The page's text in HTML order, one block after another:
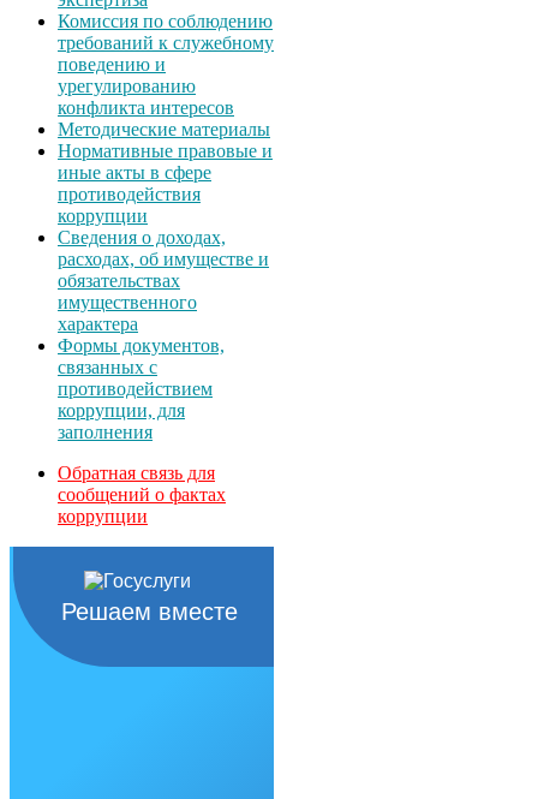
Комиссия по соблюдению
требований к служебному
поведению и
урегулированию
конфликта интересов
Методические материалы
Нормативные правовые и
иные акты в сфере
противодействия
коррупции
Сведения о доходах,
расходах, об имуществе и
обязательствах
имущественного
характера
Формы документов,
связанных с
противодействием
коррупции, для
заполнения
Обратная связь для
сообщений о фактах
коррупции
Решаем вместе